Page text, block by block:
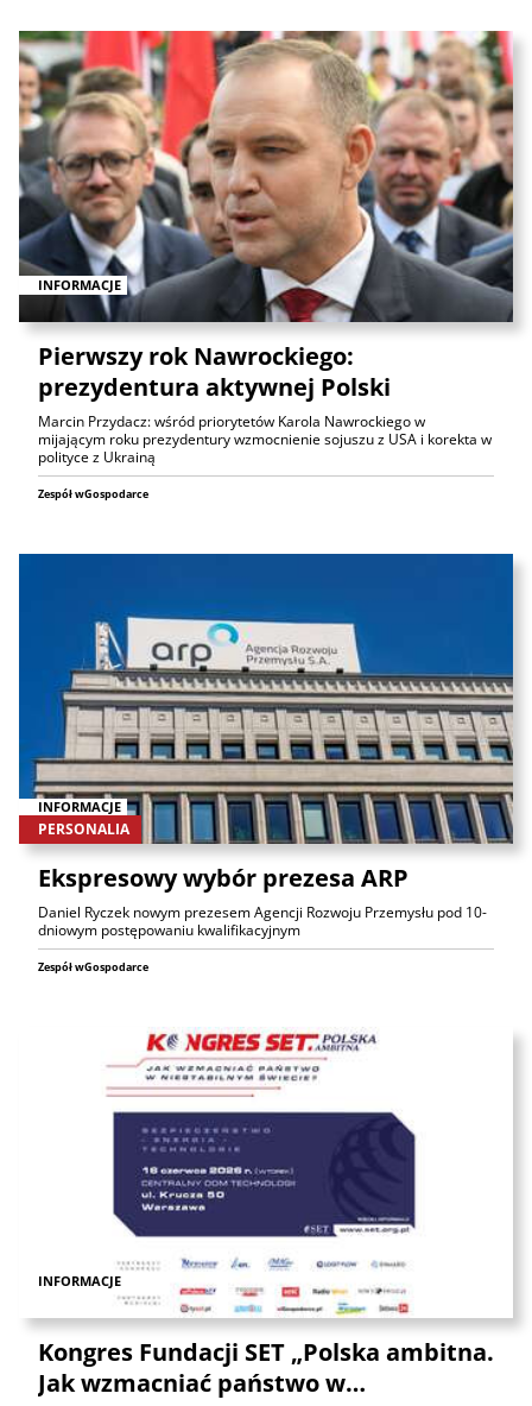
INFORMACJE
Pierwszy rok Nawrockiego:
prezydentura aktywnej Polski
Marcin Przydacz: wśród priorytetów Karola Nawrockiego w
mijającym roku prezydentury wzmocnienie sojuszu z USA i korekta w
polityce z Ukrainą
Zespół wGospodarce
INFORMACJE
PERSONALIA
Ekspresowy wybór prezesa ARP
Daniel Ryczek nowym prezesem Agencji Rozwoju Przemysłu pod 10-
dniowym postępowaniu kwalifikacyjnym
Zespół wGospodarce
INFORMACJE
Kongres Fundacji SET „Polska ambitna.
Jak wzmacniać państwo w…